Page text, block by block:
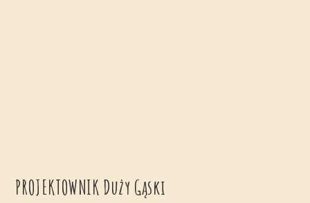
PROJEKTOWNIK Duży Gąski